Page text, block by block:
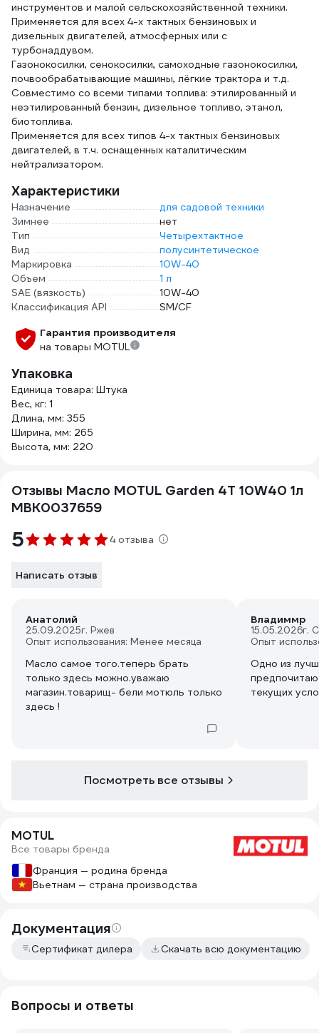
инструментов и малой сельскохозяйственной техники.
Применяется для всех 4-х тактных бензиновых и
дизельных двигателей, атмосферных или с
турбонаддувом.
Газонокосилки, сенокосилки, самоходные газонокосилки,
почвообрабатывающие машины, лёгкие трактора и т.д.
Совместимо со всеми типами топлива: этилированный и
неэтилированный бензин, дизельное топливо, этанол,
биотоплива.
Применяется для всех типов 4-х тактных бензиновых
двигателей, в т.ч. оснащенных каталитическим
нейтрализатором.
Характеристики
Назначение
для садовой техники
Зимнее
нет
Тип
Четырехтактное
Вид
полусинтетическое
Маркировка
10W-40
Объем
1 л
SAE (вязкость)
10W-40
Классификация API
SM/CF
Гарантия производителя
на товары MOTUL
Упаковка
Единица товара: Штука
Вес, кг: 1
Длина, мм: 355
Ширина, мм: 265
Высота, мм: 220
Отзывы Масло MOTUL Garden 4T 10W40 1л
MBK0037659
5 4 отзыва
Написать отзыв
Анатолий
25.09.2025г. Ржев
Опыт использования: Менее месяца
Масло самое того.теперь брать
только здесь можно.уважаю
магазин.товарищ- бели мотюль только
здесь !
Владиммр
15.05.2026г.
Опыт
Одно из
текущих
Посмотреть все отзывы
MOTUL
Все товары бренда
Франция — родина бренда
Вьетнам — страна производства
Документация
Сертификат дилера Скачать всю документацию
Вопросы и ответы